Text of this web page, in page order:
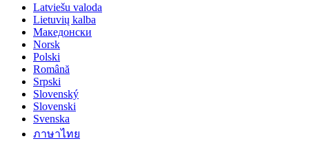
Latviešu valoda
Lietuvių kalba
Македонски
Norsk
Polski
Română
Srpski
Slovenský
Slovenski
Svenska
ภาษาไทย